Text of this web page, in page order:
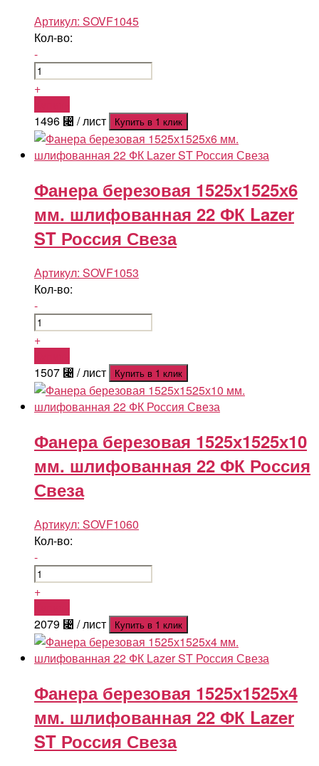
Артикул: SOVF1045
Кол-во:
-
+
1496 ⃄ / лист Купить в 1 клик
Фанера березовая 1525х1525х6
мм. шлифованная 22 ФК Lazer
ST Россия Свеза
Артикул: SOVF1053
Кол-во:
-
+
1507 ⃄ / лист Купить в 1 клик
Фанера березовая 1525х1525х10
мм. шлифованная 22 ФК Россия
Свеза
Артикул: SOVF1060
Кол-во:
-
+
2079 ⃄ / лист Купить в 1 клик
Фанера березовая 1525х1525х4
мм. шлифованная 22 ФК Lazer
ST Россия Свеза